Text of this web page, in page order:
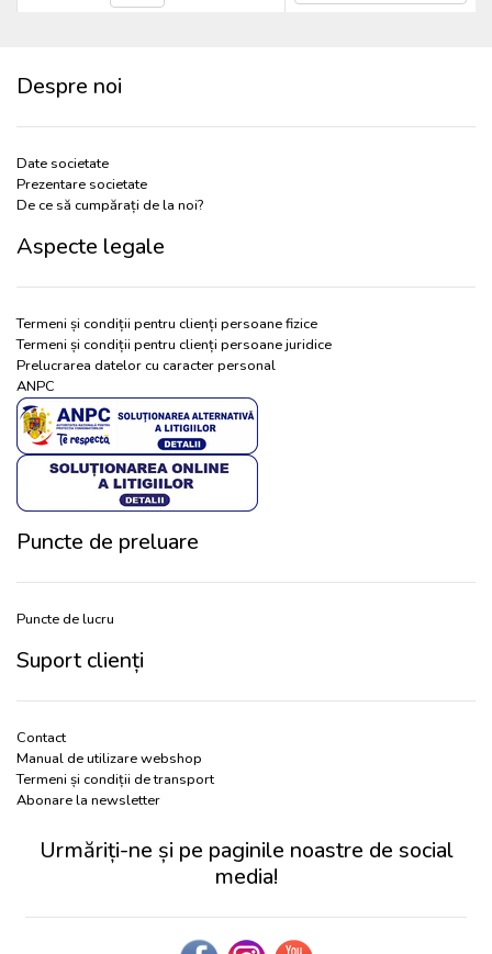
Despre noi
Date societate
Prezentare societate
De ce să cumpărați de la noi?
Aspecte legale
Termeni și condiții pentru clienți persoane fizice
Termeni și condiții pentru clienți persoane juridice
Prelucrarea datelor cu caracter personal
ANPC
Puncte de preluare
Puncte de lucru
Suport clienți
Contact
Manual de utilizare webshop
Termeni și condiții de transport
Abonare la newsletter
Urmăriți-ne și pe paginile noastre de social
media!